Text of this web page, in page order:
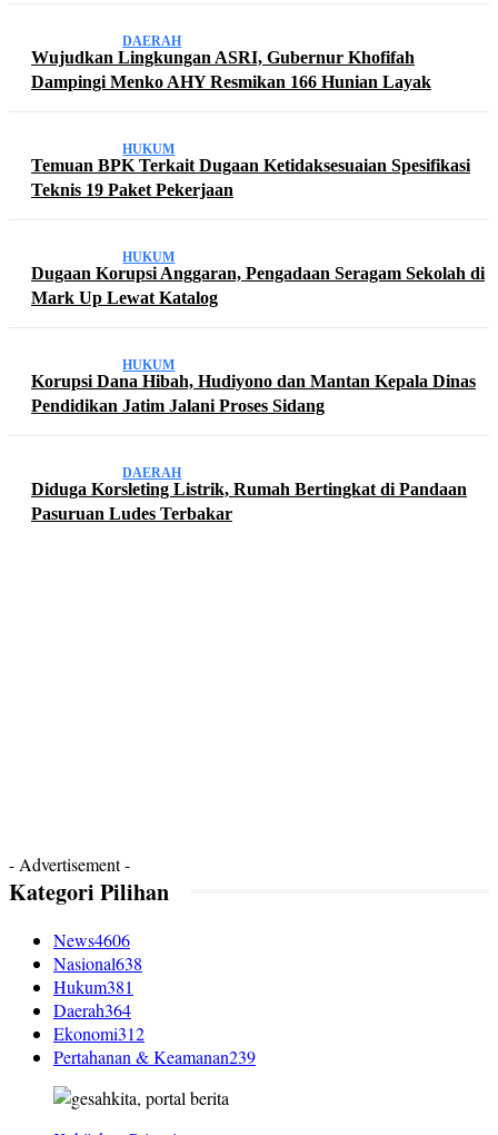
DAERAH
Wujudkan Lingkungan ASRI, Gubernur Khofifah
Dampingi Menko AHY Resmikan 166 Hunian Layak
HUKUM
Temuan BPK Terkait Dugaan Ketidaksesuaian Spesifikasi
Teknis 19 Paket Pekerjaan
HUKUM
Dugaan Korupsi Anggaran, Pengadaan Seragam Sekolah di
Mark Up Lewat Katalog
HUKUM
Korupsi Dana Hibah, Hudiyono dan Mantan Kepala Dinas
Pendidikan Jatim Jalani Proses Sidang
DAERAH
Diduga Korsleting Listrik, Rumah Bertingkat di Pandaan
Pasuruan Ludes Terbakar
- Advertisement -
Kategori Pilihan
News4606
Nasional638
Hukum381
Daerah364
Ekonomi312
Pertahanan & Keamanan239